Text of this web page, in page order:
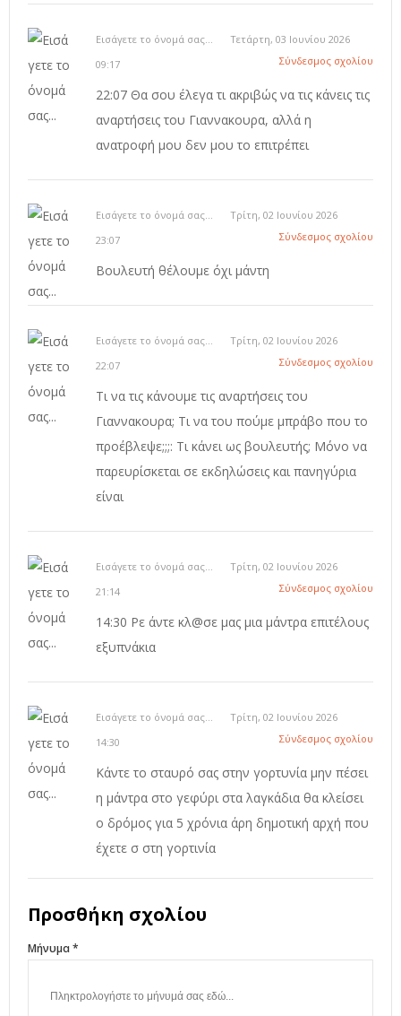
Εισάγετε το όνομά σας...
Τετάρτη, 03 Ιουνίου 2026
09:17
Σύνδεσμος σχολίου
22:07 Θα σου έλεγα τι ακριβώς να τις κάνεις τις
αναρτήσεις του Γιαννακουρα, αλλά η
ανατροφή μου δεν μου το επιτρέπει
Εισάγετε το όνομά σας...
Τρίτη, 02 Ιουνίου 2026
23:07
Σύνδεσμος σχολίου
Βουλευτή θέλουμε όχι μάντη
Εισάγετε το όνομά σας...
Τρίτη, 02 Ιουνίου 2026
22:07
Σύνδεσμος σχολίου
Τι να τις κάνουμε τις αναρτήσεις του
Γιαννακουρα; Τι να του πούμε μπράβο που το
προέβλεψε;;;: Τι κάνει ως βουλευτής; Μόνο να
παρευρίσκεται σε εκδηλώσεις και πανηγύρια
είναι
Εισάγετε το όνομά σας...
Τρίτη, 02 Ιουνίου 2026
21:14
Σύνδεσμος σχολίου
14:30 Ρε άντε κλ@σε μας μια μάντρα επιτέλους
εξυπνάκια
Εισάγετε το όνομά σας...
Τρίτη, 02 Ιουνίου 2026
14:30
Σύνδεσμος σχολίου
Κάντε το σταυρό σας στην γορτυνία μην πέσει
η μάντρα στο γεφύρι στα λαγκάδια θα κλείσει
ο δρόμος για 5 χρόνια άρη δημοτική αρχή που
έχετε σ στη γορτινία
Προσθήκη σχολίου
Μήνυμα *